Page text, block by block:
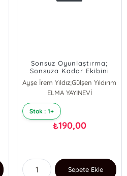
Sonsuz Oyunlaştırma;
Sonsuza Kadar Ekibini
Motive Etmek
Ayşe İrem Yıldız;Gülşen Yıldırım
ELMA YAYINEVİ
Stok : 1+
₺190,00
Sepete Ekle